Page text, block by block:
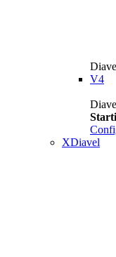
V4
XDiavel